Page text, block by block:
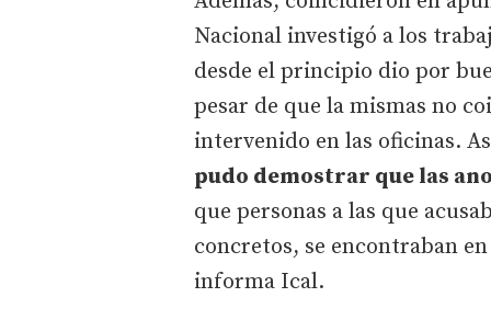
Nacional investigó a los
desde el principio dio por
pesar de que la mismas no
intervenido en las oficinas.
pudo demostrar que las
que personas a las que
concretos, se encontraban
informa Ical.